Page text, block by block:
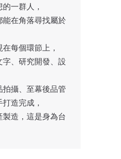
一群人，
在角落尋找屬於
每個環節上，
、研究開發、設
攝、至幕後品管
造完成，
造，這是身為台